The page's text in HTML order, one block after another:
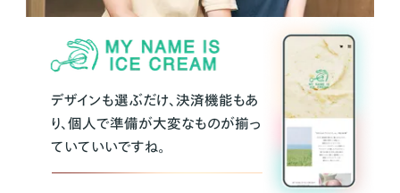
デザインも選ぶだけ、決済機能もあ
り、個人で準備が大変なものが揃っ
ていていいですね。